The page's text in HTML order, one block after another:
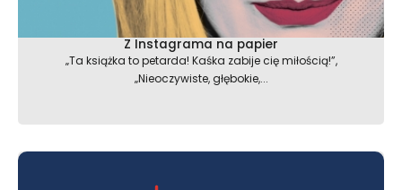
Z Instagrama na papier
„Ta książka to petarda! Kaśka zabije cię miłością!”,
„Nieoczywiste, głębokie,...